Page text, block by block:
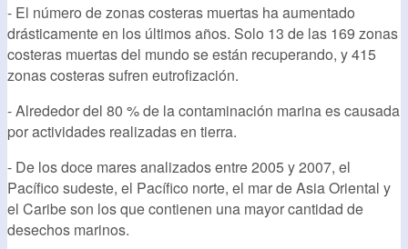
- El número de zonas costeras muertas ha aumentado
drásticamente en los últimos años. Solo 13 de las 169 zonas
costeras muertas del mundo se están recuperando, y 415
zonas costeras sufren eutrofización.
- Alrededor del 80 % de la contaminación marina es causada
por actividades realizadas en tierra.
- De los doce mares analizados entre 2005 y 2007, el
Pacífico sudeste, el Pacífico norte, el mar de Asia Oriental y
el Caribe son los que contienen una mayor cantidad de
desechos marinos.